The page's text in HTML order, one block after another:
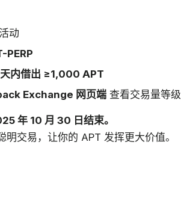
动
PERP
内借出 ≥1,000 APT
Exchange 网页端 查看交易量等级
年 10 月 30 日结束。
明交易，让你的 APT 发挥更大价值。